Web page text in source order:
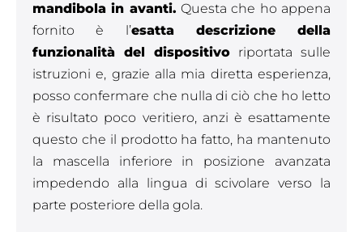
mandibola in avanti. Questa che ho appena
fornito è l’esatta descrizione della
funzionalità del dispositivo riportata sulle
istruzioni e, grazie alla mia diretta esperienza,
posso confermare che nulla di ciò che ho letto
è risultato poco veritiero, anzi è esattamente
questo che il prodotto ha fatto, ha mantenuto
la mascella inferiore in posizione avanzata
impedendo alla lingua di scivolare verso la
parte posteriore della gola.